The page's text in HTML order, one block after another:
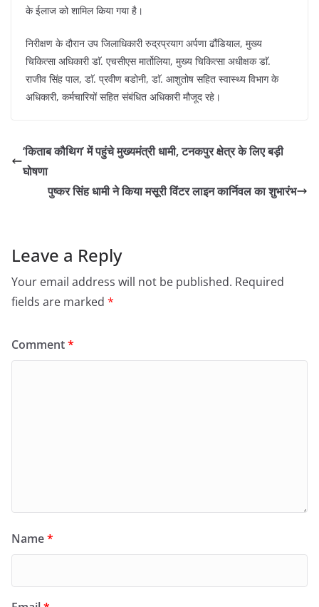
के ईलाज को शामिल किया गया है।
निरीक्षण के दौरान उप जिलाधिकारी रुद्रप्रयाग अर्पणा ढौंडियाल, मुख्य
चिकित्सा अधिकारी डाॅ. एचसीएस मार्तोलिया, मुख्य चिकित्सा अधीक्षक डाॅ.
राजीव सिंह पाल, डाॅ. प्रवीण बडोनी, डाॅ. आशुतोष सहित स्वास्थ्य विभाग के
अधिकारी, कर्मचारियों सहित संबंधित अधिकारी मौजूद रहे।
‘किताब कौथिग’ में पहुंचे मुख्यमंत्री धामी, टनकपुर क्षेत्र के लिए बड़ी
घोषणा
पुष्कर सिंह धामी ने किया मसूरी विंटर लाइन कार्निवल का शुभारंभ
Leave a Reply
Your email address will not be published. Required
fields are marked *
Comment*
Name*